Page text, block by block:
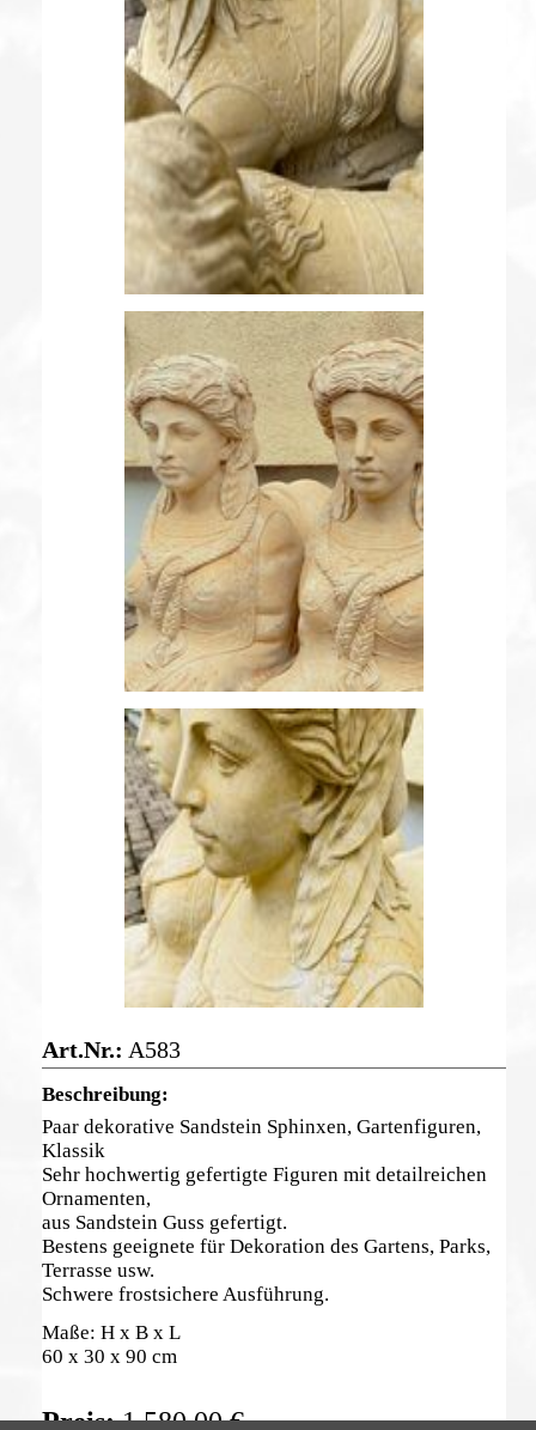
A583
Paar dekorative Sandstein Sphinxen, Gartenfiguren,
Klassik
Sehr hochwertig gefertigte Figuren mit detailreichen
Ornamenten,
aus Sandstein Guss gefertigt.
Bestens geeignete für Dekoration des Gartens, Parks,
Terrasse usw.
Schwere frostsichere Ausführung.
Maße: H x B x L
60 x 30 x 90 cm
1.580,00€